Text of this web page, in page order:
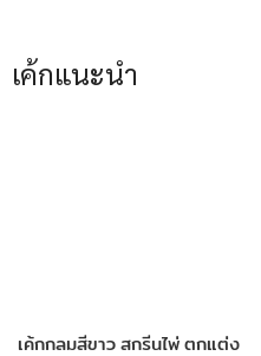
เค้กแนะนำ
เค้กกลมสีขาว สกรีนไพ่ ตกแต่ง